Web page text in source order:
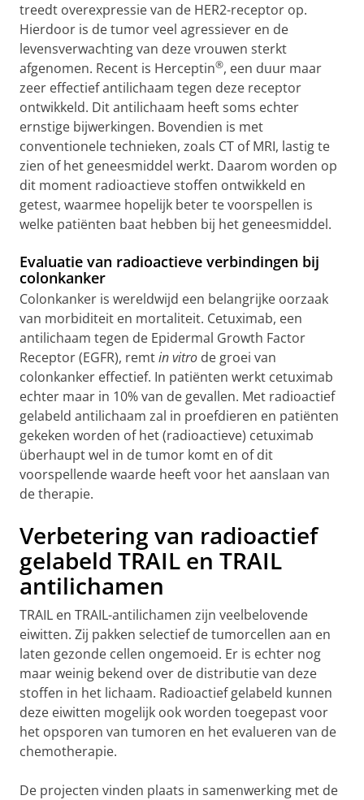
treedt overexpressie van de HER2-receptor op.
Hierdoor is de tumor veel agressiever en de
levensverwachting van deze vrouwen sterkt
afgenomen. Recent is Herceptin®, een duur maar
zeer effectief antilichaam tegen deze receptor
ontwikkeld. Dit antilichaam heeft soms echter
ernstige bijwerkingen. Bovendien is met
conventionele technieken, zoals CT of MRI, lastig te
zien of het geneesmiddel werkt. Daarom worden op
dit moment radioactieve stoffen ontwikkeld en
getest, waarmee hopelijk beter te voorspellen is
welke patiënten baat hebben bij het geneesmiddel.
Evaluatie van radioactieve verbindingen bij
colonkanker
Colonkanker is wereldwijd een belangrijke oorzaak
van morbiditeit en mortaliteit. Cetuximab, een
antilichaam tegen de Epidermal Growth Factor
Receptor (EGFR), remtin vitro de groei van
colonkanker effectief. In patiënten werkt cetuximab
echter maar in 10% van de gevallen. Met radioactief
gelabeld antilichaam zal in proefdieren en patiënten
gekeken worden of het (radioactieve) cetuximab
überhaupt wel in de tumor komt en of dit
voorspellende waarde heeft voor het aanslaan van
de therapie.
Verbetering van radioactief
gelabeld TRAIL en TRAIL
antilichamen
TRAIL en TRAIL-antilichamen zijn veelbelovende
eiwitten. Zij pakken selectief de tumorcellen aan en
laten gezonde cellen ongemoeid. Er is echter nog
maar weinig bekend over de distributie van deze
stoffen in het lichaam. Radioactief gelabeld kunnen
deze eiwitten mogelijk ook worden toegepast voor
het opsporen van tumoren en het evalueren van de
chemotherapie.
De projecten vinden plaats in samenwerking met de